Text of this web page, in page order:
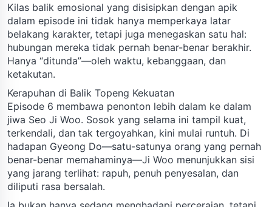
Kilas balik emosional yang disisipkan dengan apik
dalam episode ini tidak hanya memperkaya latar
belakang karakter, tetapi juga menegaskan satu hal:
hubungan mereka tidak pernah benar-benar berakhir.
Hanya “ditunda”—oleh waktu, kebanggaan, dan
ketakutan.
Kerapuhan di Balik Topeng Kekuatan
Episode 6 membawa penonton lebih dalam ke dalam
jiwa Seo Ji Woo. Sosok yang selama ini tampil kuat,
terkendali, dan tak tergoyahkan, kini mulai runtuh. Di
hadapan Gyeong Do—satu-satunya orang yang pernah
benar-benar memahaminya—Ji Woo menunjukkan sisi
yang jarang terlihat: rapuh, penuh penyesalan, dan
diliputi rasa bersalah.